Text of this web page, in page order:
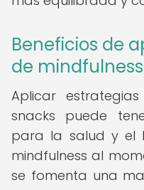
Beneficios de
de
Aplicar
snacks puede
para la salud y el
mindfulness al
se fomenta una